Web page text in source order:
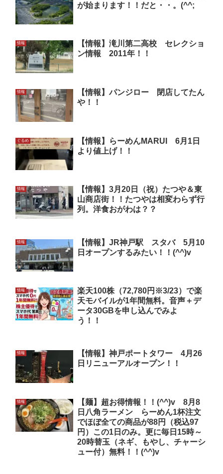
が始まります！！だと・・。(^^;
情報
【情報】滝川第二高校 セレクショ
ン情報 2011年！！
情報
【情報】パンジロー 閉店してたん
や！！
ぐるめ
【情報】らーめんMARUI 6月1日
より値上げ！！
情報
【情報】3月20日（祝）たつや＆東
山商店街！！たつやは相変わらず行
列。洋食おがわは？？
情報
【情報】JR神戸駅 スタバ 5月10
日オープンするみたい！！(^^)v
情報
楽天100株（72,780円※3/23）で楽
天モバイルが1年間無料。音声＋デ
ータ30GBを申し込んでみよ
う！！
情報
【情報】神戸ポートタワー 4月26
日リニューアルオープン！！
情報
【麺】超お得情報！！(^^)v 8月8
日八角ラーメン らーめん1杯注文
でほぼ全ての商品が88円（税込97
円）この1日のみ。更に毎日15時～
20時替玉（ネギ、もやし、チャーシ
ュー付）無料！！(^^)v